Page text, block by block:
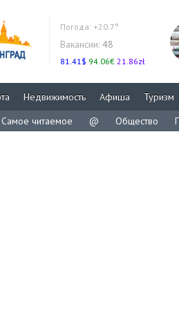
Погода: +20.7°
Вакансии: 48
81.41$ 94.06€ 21.86zł
Недвижимость Афиша Туризм
Самое читаемое @ Общество